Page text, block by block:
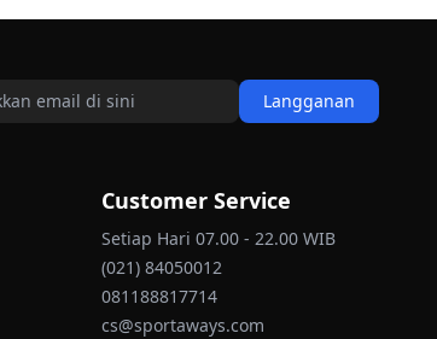
Langganan
Customer Service
Setiap Hari 07.00 - 22.00 WIB
(021) 84050012
081188817714
cs@sportaways.com